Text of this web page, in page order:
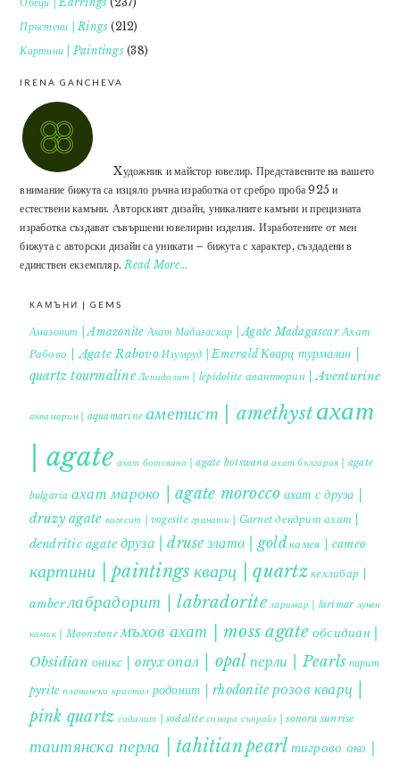
Пръстени | Rings (212)
Картини | Paintings(38)
IRENA GANCHEVA
Xудожник и майстор ювелир. Представените на вашето
внимание бижута са изцяло ръчна изработка от сребро проба 925 и
естествени камъни. Авторският дизайн, уникалните камъни и прецизната
изработка създават съвършени ювелирни изделия. Изработените от мен
бижута с авторски дизайн са уникати – бижута с характер, създадени в
единствен екземпляр.Read More…
КАМЪНИ | GEMS
Амазонит | Amazonite Ахат Мадагаскар | Agate Madagascar Ахат
Рабово | Agate Rabovo Изумруд | Emerald Кварц турмалин |
quartz tourmaline Лепидолит | lepidolite авантюрин | Aventurine
аквамарин | aquamarine аметист | amethystахат
| agate ахат ботсвана | agate botswana ахат българия | agate
bulgaria ахат мароко | agate morocco ахат с друза |
druzy agate вогесит | vogesite гранати | Garnet дендрит ахат |
dendritic agate друза | druse злато | gold камея | cameo
картини | paintings кварц | quartzкехлибар |
amberлабрадорит | labradorite ларимар | larimar лунен
камък | Moonstone мъхов ахат | moss agate обсидиан |
Obsidian оникс | onyxопал | opal перли | Pearls пирит |
pyrite планински кристал родонит | rhodonite розов кварц |
pink quartz содалит | sodalite сонора сънрайз | sonora sunrise
таитянска перла | tahitian pearl тигрово око |